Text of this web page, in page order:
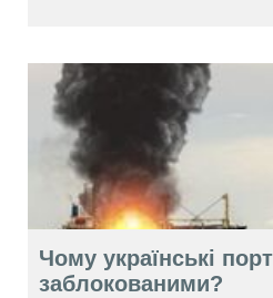
Чому українські
заблокованими?